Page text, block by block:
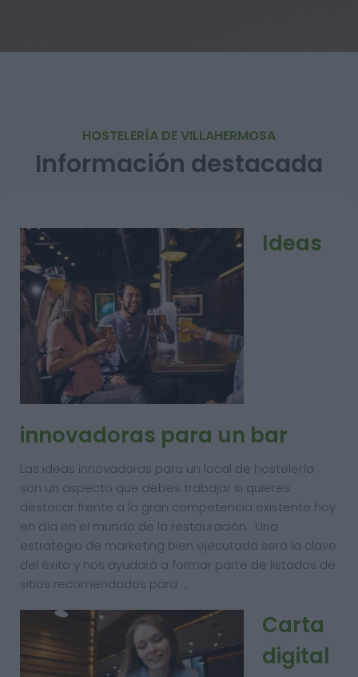
HOSTELERÍA DE VILLAHERMOSA
Información destacada
Ideas
innovadoras para un bar
Las ideas innovadoras para un local de hostelería
son un aspecto que debes trabajar si quieres
destacar frente a la gran competencia existente hoy
en día en el mundo de la restauración. Una
estrategia de marketing bien ejecutada será la clave
del éxito y nos ayudará a formar parte de listados de
sitios recomendados para …
Carta
digital